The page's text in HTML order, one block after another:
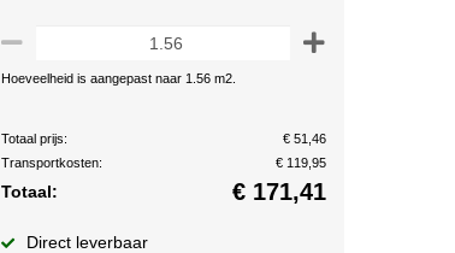
Hoeveelheid is aangepast naar 1.56 m2.
Totaal prijs:
€ 51,46
Transportkosten:
€ 119,95
Totaal: € 171,41
Direct leverbaar